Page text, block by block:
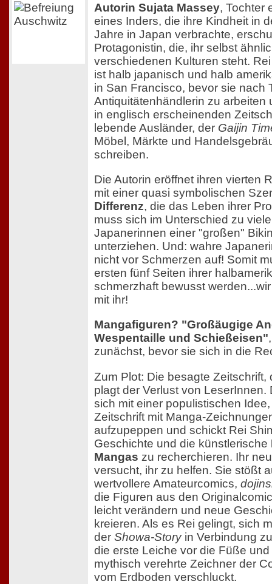
Autorin Sujata Massey, Tochter
eines Inders, die ihre Kindheit in
Jahre in Japan verbrachte,
Protagonistin, die, ihr selbst
verschiedenen Kulturen steht.
ist halb japanisch und halb
in San Francisco, bevor sie nach
Antiquitätenhändlerin zu arbeiten
in englisch erscheinenden
lebende Ausländer, der Gaijin
Möbel, Märkte und
schreiben.
Die Autorin eröffnet ihren vierten
mit einer quasi symbolischen
Differenz, die das Leben ihrer
muss sich im Unterschied zu
Japanerinnen einer "großen"
unterziehen. Und: wahre
nicht vor Schmerzen auf! Somit
ersten fünf Seiten ihrer
schmerzhaft bewusst
mit ihr!
Mangafiguren? "Großäugige
Wespentaille und Schießeisen"
zunächst, bevor sie sich in die
Zum Plot: Die besagte Zeitschrift,
plagt der Verlust von LeserInnen.
sich mit einer populistischen
Zeitschrift mit Manga-
aufzupeppen und schickt Rei
Geschichte und die künstlerische
Mangas zu recherchieren. Ihr
versucht, ihr zu helfen. Sie stößt
wertvollere Amateurcomics,
die Figuren aus den
leicht verändern und neue
kreieren. Als es Rei gelingt, sich
der Showa-Storyin Verbindung
die erste Leiche vor die Füße
mythisch verehrte Zeichner der
vom Erdboden verschluckt.